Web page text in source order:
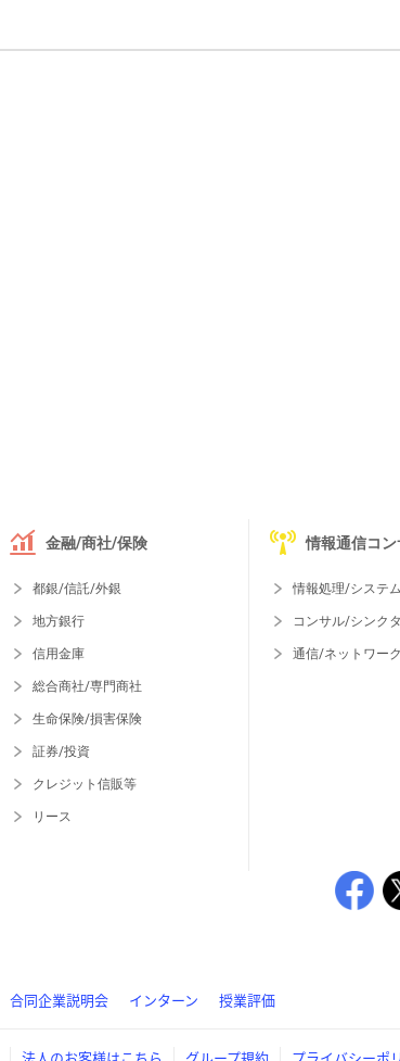
金融/商社/保険
都銀/信託/外銀
地方銀行
信用金庫
総合商社/専門商社
生命保険/損害保険
証券/投資
クレジット信販等
リース
情報通信コン
情報処理/システム
コンサル/シンク
通信/ネットワーク
合同企業説明会 インターン 授業評価